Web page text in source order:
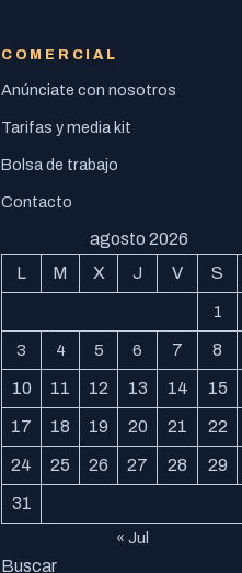
COMERCIAL
Anúnciate con nosotros
Tarifas y media kit
Bolsa de trabajo
Contacto
agosto 2026
L
M X J V S
1
3 4 5 6 7 8
10 11 12 13 14 15
17 18 19 20 21 22
24 25 26 27 28 29
31
« Jul
Buscar